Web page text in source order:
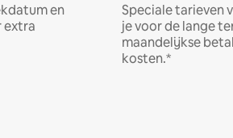
en
extra
Speciale tarieven
je voor de lange
maandelijkse
kosten.*